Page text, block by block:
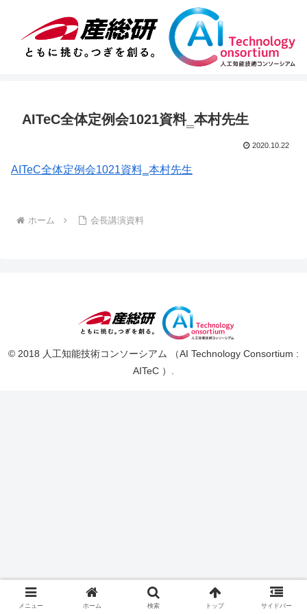
AITeC全体定例会1021資料‗本村先生
2020.10.22
AITeC全体定例会1021資料‗本村先生
ホーム 会長講演資料
© 2018 人工知能技術コンソーシアム （AI Technology Consortium :
AITeC ）.
メニュー ホーム 検索 トップ サイドバー